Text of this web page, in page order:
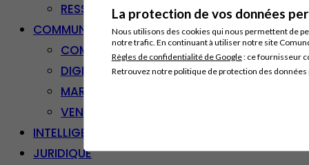
La protection de vos données
Nous utilisons des cookies qui nous permettent de
notre trafic. En continuant à utiliser notre site
Règles de confidentialité de Google: ce fournisseur
Retrouvez notre politique de protection des
RESSOURCES HUMAINES
COMMUNICATION/DIGITAL
COMMUNICATION
DIGITAL
MARKETING
VENTE – RELATION CLIENT
INTELLIGENCE ARTIFICIELLE
JURIDIQUE